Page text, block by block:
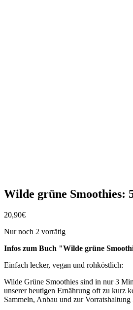
Wilde grüne Smoothies:
20,90€
Nur noch 2 vorrätig
Infos zum Buch "Wilde grüne
Einfach lecker, vegan und rohköstlich:
Wilde Grüne Smoothies sind in nur 3
unserer heutigen Ernährung oft zu kurz
Sammeln, Anbau und zur